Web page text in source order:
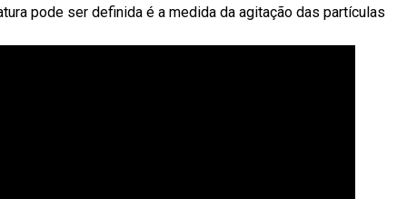
pode ser definida é a medida da agitação das partículas